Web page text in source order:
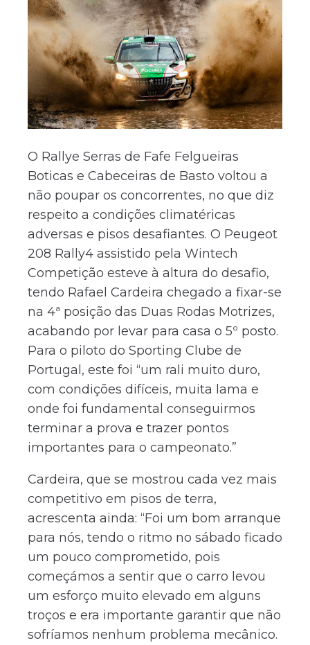
O Rallye Serras de Fafe Felgueiras
Boticas e Cabeceiras de Basto voltou a
não poupar os concorrentes, no que diz
respeito a condições climatéricas
adversas e pisos desafiantes. O Peugeot
208 Rally4 assistido pela Wintech
Competição esteve à altura do desafio,
tendo Rafael Cardeira chegado a fixar-se
na 4ª posição das Duas Rodas Motrizes,
acabando por levar para casa o 5º posto.
Para o piloto do Sporting Clube de
Portugal, este foi “um rali muito duro,
com condições difíceis, muita lama e
onde foi fundamental conseguirmos
terminar a prova e trazer pontos
importantes para o campeonato.”
Cardeira, que se mostrou cada vez mais
competitivo em pisos de terra,
acrescenta ainda: “Foi um bom arranque
para nós, tendo o ritmo no sábado ficado
um pouco comprometido, pois
começámos a sentir que o carro levou
um esforço muito elevado em alguns
troços e era importante garantir que não
sofríamos nenhum problema mecânico.